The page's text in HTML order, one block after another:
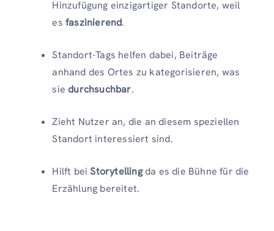
Hinzufügung einzigartiger Standorte, weil
es faszinierend.
Standort-Tags helfen dabei, Beiträge
anhand des Ortes zu kategorisieren, was
siedurchsuchbar.
Zieht Nutzer an, die an diesem speziellen
Standort interessiert sind.
Hilft beiStorytellingda es die Bühne für die
Erzählung bereitet.